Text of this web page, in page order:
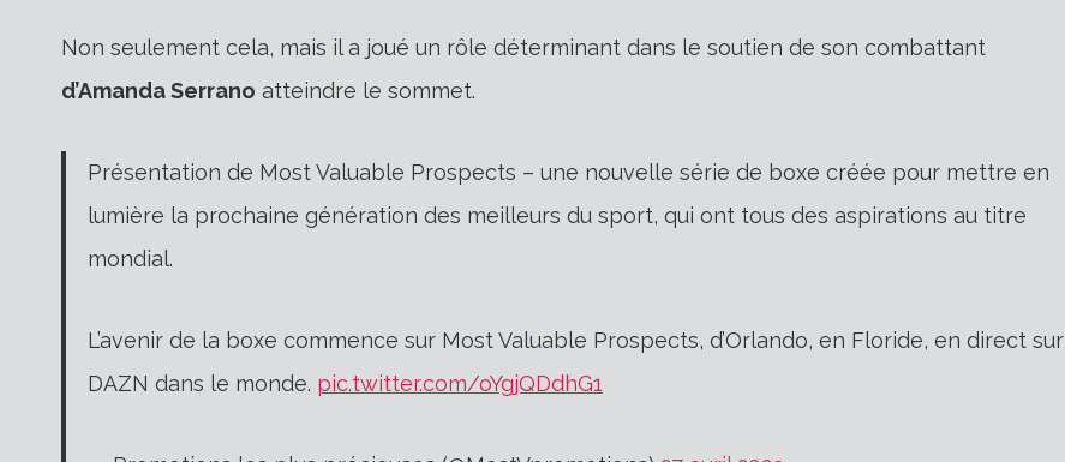
Non seulement cela, mais il a joué un rôle déterminant dans le soutien de son combattant
d’Amanda Serrano atteindre le sommet.
Présentation de Most Valuable Prospects – une nouvelle série de boxe créée pour mettre en
lumière la prochaine génération des meilleurs du sport, qui ont tous des aspirations au titre
mondial.
L’avenir de la boxe commence sur Most Valuable Prospects, d’Orlando, en Floride, en direct sur
DAZN dans le monde. pic.twitter.com/oYgjQDdhG1